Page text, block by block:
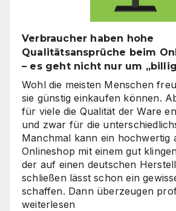
Verbraucher haben hohe
Qualitätsansprüche beim
– es geht nicht nur um
Wohl die meisten Menschen
sie günstig einkaufen können.
für viele die Qualität der Ware
und zwar für die
Manchmal kann ein hochwertig
Onlineshop mit einem gut
der auf einen deutschen
schließen lässt schon ein
schaffen. Dann überzeugen
weiterlesen